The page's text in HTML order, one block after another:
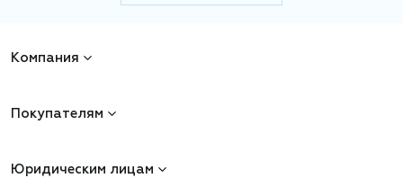
Компания
Покупателям
Юридическим лицам